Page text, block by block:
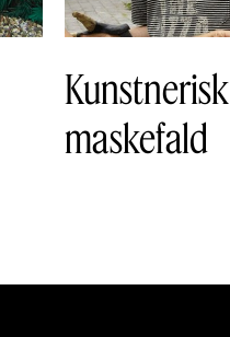
Kunstnerisk
maskefald